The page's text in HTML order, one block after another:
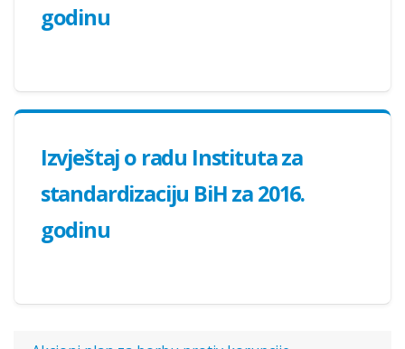
godinu
Izvještaj o radu Instituta za
standardizaciju BiH za 2016.
godinu